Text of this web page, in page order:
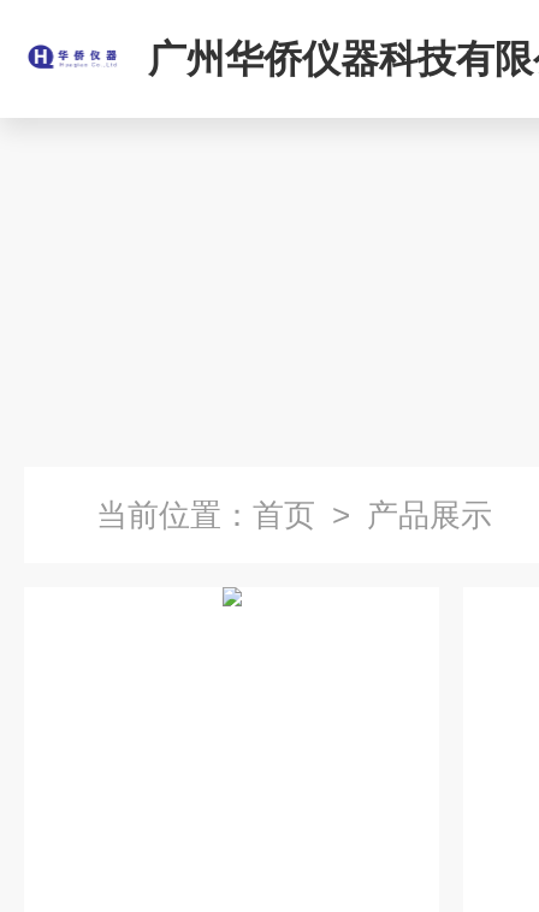
广州华侨仪器科技有
当前位置： 首页 > 产品展示